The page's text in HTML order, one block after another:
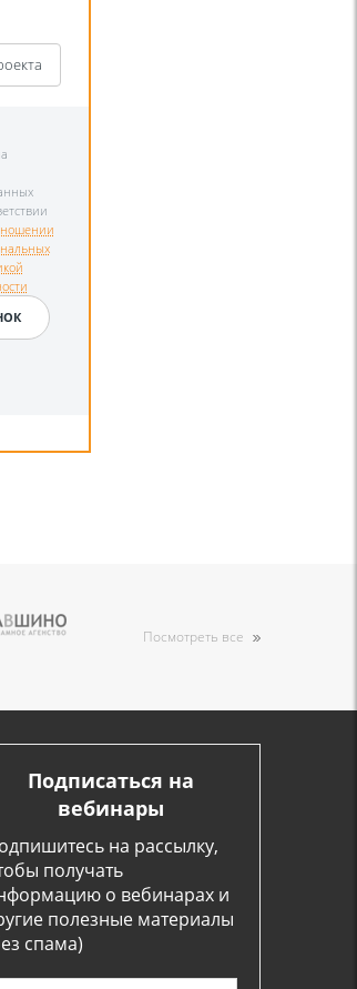
Посмотреть все
Подписаться на
вебинары
на рассылку,
получать
о вебинарах и
полезные материалы
спама)